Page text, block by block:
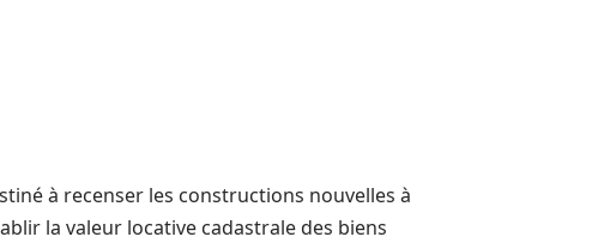
à recenser les constructions nouvelles à
la valeur locative cadastrale des biens